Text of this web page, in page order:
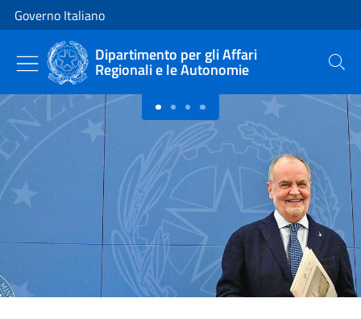
Vai al contenuto
Vai alla navigazione del sito
Governo Italiano
Dipartimento per gli Affari
Regionali e le Autonomie Cerca
Primo piano